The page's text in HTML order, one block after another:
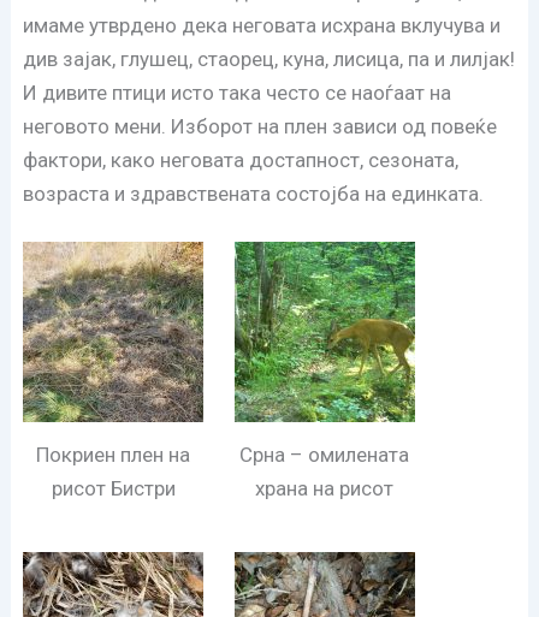
имаме утврдено дека неговата исхрана вклучува и
див зајак, глушец, стаорец, куна, лисица, па и лилјак!
И дивите птици исто така често се наоѓаат на
неговото мени. Изборот на плен зависи од повеќе
фактори, како неговата достапност, сезоната,
возраста и здравствената состојба на единката.
Покриен плен на
рисот Бистри
Срна – омилената
храна на рисот